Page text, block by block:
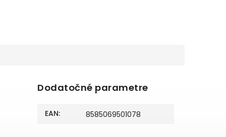
Dodatočné parametre
EAN: 8585069501078